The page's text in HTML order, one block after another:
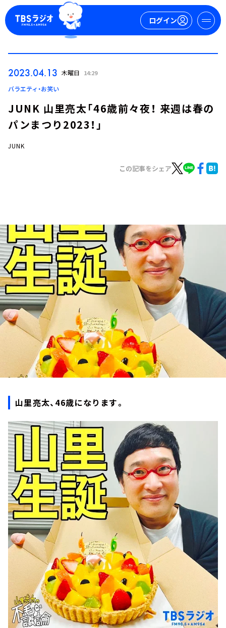
ログイン
ログイン
お知らせ
イベント・グッズ
YouTube
会社情報
2023.04.13 木曜日 14:29
バラエティ・お笑い
JUNK 山里亮太「46歳前々夜！ 来週は春の
パンまつり2023！」
JUNK
この記事をシェア
山里亮太、46歳になります。